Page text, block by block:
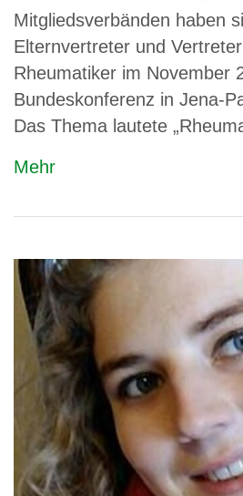
Mitgliedsverbänden haben
Elternvertreter und
Rheumatiker im November
Bundeskonferenz in Jena-
Das Thema lautete
Mehr